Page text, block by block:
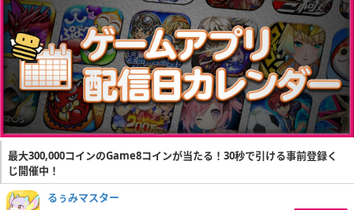
最大300,000コインのGame8コインが当たる！30秒で引ける事前登録く
じ開催中！
るぅみマスター